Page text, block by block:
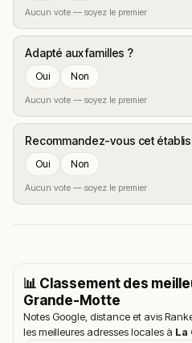
Aucun vote — soyez le premier
Adapté aux familles ?
Oui Non
Aucun vote — soyez le premier
Recommandez-vous cet
Oui Non
Aucun vote — soyez le premier
📊 Classement des
Grande-Motte
Notes Google, distance et avis
les meilleures adresses locales à La